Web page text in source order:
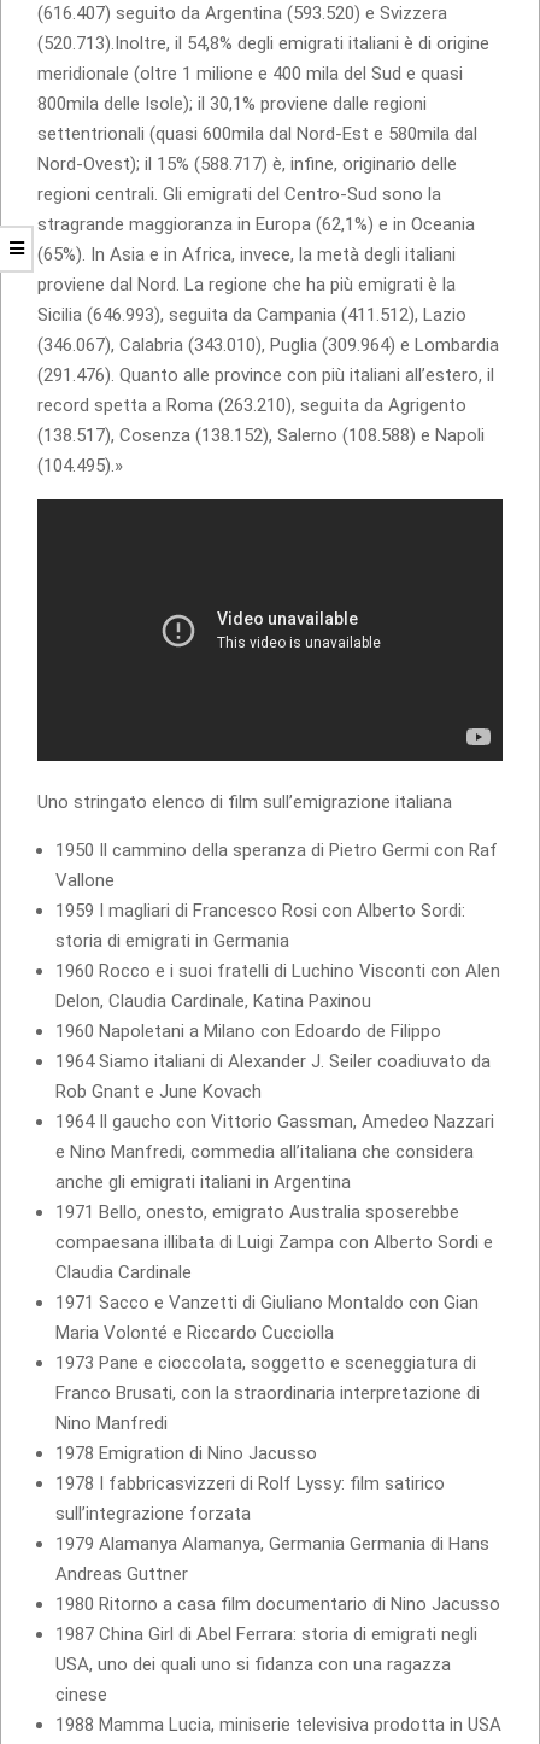
(616.407) seguito da Argentina (593.520) e Svizzera
(520.713).Inoltre, il 54,8% degli emigrati italiani è di origine
meridionale (oltre 1 milione e 400 mila del Sud e quasi
800mila delle Isole); il 30,1% proviene dalle regioni
settentrionali (quasi 600mila dal Nord-Est e 580mila dal
Nord-Ovest); il 15% (588.717) è, infine, originario delle
regioni centrali. Gli emigrati del Centro-Sud sono la
stragrande maggioranza in Europa (62,1%) e in Oceania
(65%). In Asia e in Africa, invece, la metà degli italiani
proviene dal Nord. La regione che ha più emigrati è la
Sicilia (646.993), seguita da Campania (411.512), Lazio
(346.067), Calabria (343.010), Puglia (309.964) e Lombardia
(291.476). Quanto alle province con più italiani all’estero, il
record spetta a Roma (263.210), seguita da Agrigento
(138.517), Cosenza (138.152), Salerno (108.588) e Napoli
(104.495).»
Uno stringato elenco di film sull’emigrazione italiana
1950 Il cammino della speranza di Pietro Germi con Raf
Vallone
1959 I magliari di Francesco Rosi con Alberto Sordi:
storia di emigrati in Germania
1960 Rocco e i suoi fratelli di Luchino Visconti con Alen
Delon, Claudia Cardinale, Katina Paxinou
1960 Napoletani a Milano con Edoardo de Filippo
1964 Siamo italiani di Alexander J. Seiler coadiuvato da
Rob Gnant e June Kovach
1964 Il gaucho con Vittorio Gassman, Amedeo Nazzari
e Nino Manfredi, commedia all’italiana che considera
anche gli emigrati italiani in Argentina
1971 Bello, onesto, emigrato Australia sposerebbe
compaesana illibata di Luigi Zampa con Alberto Sordi e
Claudia Cardinale
1971 Sacco e Vanzetti di Giuliano Montaldo con Gian
Maria Volonté e Riccardo Cucciolla
1973 Pane e cioccolata, soggetto e sceneggiatura di
Franco Brusati, con la straordinaria interpretazione di
Nino Manfredi
1978 Emigration di Nino Jacusso
1978 I fabbricasvizzeri di Rolf Lyssy: film satirico
sull’integrazione forzata
1979 Alamanya Alamanya, Germania Germania di Hans
Andreas Guttner
1980 Ritorno a casa film documentario di Nino Jacusso
1987 China Girl di Abel Ferrara: storia di emigrati negli
USA, uno dei quali uno si fidanza con una ragazza
cinese
1988 Mamma Lucia, miniserie televisiva prodotta in USA